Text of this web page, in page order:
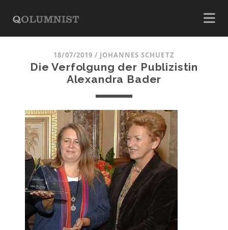
18/07/2019 / JOHANNES SCHUETZ
Die Verfolgung der Publizistin
Alexandra Bader